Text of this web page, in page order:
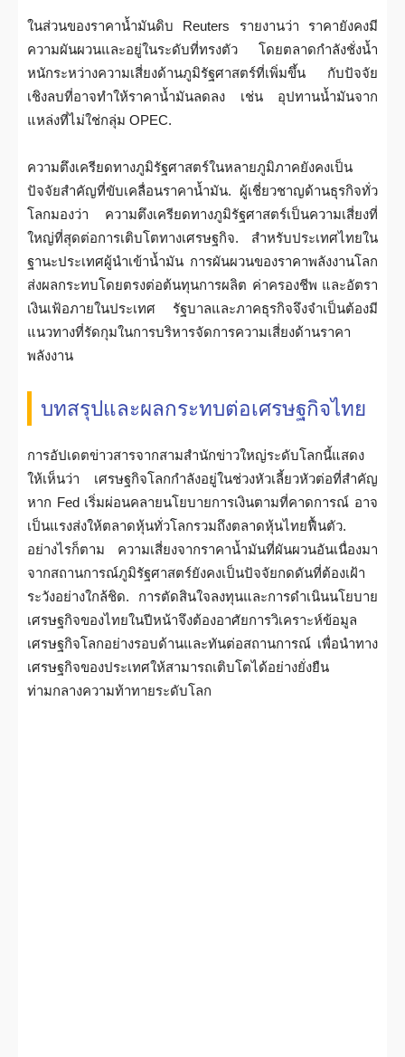
ในส่วนของราคาน้ำมันดิบ Reuters รายงานว่า ราคายังคงมี
ความผันผวนและอยู่ในระดับที่ทรงตัว โดยตลาดกำลังชั่งน้ำ
หนักระหว่างความเสี่ยงด้านภูมิรัฐศาสตร์ที่เพิ่มขึ้น กับปัจจัย
เชิงลบที่อาจทำให้ราคาน้ำมันลดลง เช่น อุปทานน้ำมันจาก
แหล่งที่ไม่ใช่กลุ่ม OPEC.
ความตึงเครียดทางภูมิรัฐศาสตร์ในหลายภูมิภาคยังคงเป็น
ปัจจัยสำคัญที่ขับเคลื่อนราคาน้ำมัน. ผู้เชี่ยวชาญด้านธุรกิจทั่ว
โลกมองว่า ความตึงเครียดทางภูมิรัฐศาสตร์เป็นความเสี่ยงที่
ใหญ่ที่สุดต่อการเติบโตทางเศรษฐกิจ. สำหรับประเทศไทยใน
ฐานะประเทศผู้นำเข้าน้ำมัน การผันผวนของราคาพลังงานโลก
ส่งผลกระทบโดยตรงต่อต้นทุนการผลิต ค่าครองชีพ และอัตรา
เงินเฟ้อภายในประเทศ รัฐบาลและภาคธุรกิจจึงจำเป็นต้องมี
แนวทางที่รัดกุมในการบริหารจัดการความเสี่ยงด้านราคา
พลังงาน
บทสรุปและผลกระทบต่อเศรษฐกิจไทย
การอัปเดตข่าวสารจากสามสำนักข่าวใหญ่ระดับโลกนี้แสดง
ให้เห็นว่า เศรษฐกิจโลกกำลังอยู่ในช่วงหัวเลี้ยวหัวต่อที่สำคัญ
หาก Fed เริ่มผ่อนคลายนโยบายการเงินตามที่คาดการณ์ อาจ
เป็นแรงส่งให้ตลาดหุ้นทั่วโลกรวมถึงตลาดหุ้นไทยฟื้นตัว.
อย่างไรก็ตาม ความเสี่ยงจากราคาน้ำมันที่ผันผวนอันเนื่องมา
จากสถานการณ์ภูมิรัฐศาสตร์ยังคงเป็นปัจจัยกดดันที่ต้องเฝ้า
ระวังอย่างใกล้ชิด. การตัดสินใจลงทุนและการดำเนินนโยบาย
เศรษฐกิจของไทยในปีหน้าจึงต้องอาศัยการวิเคราะห์ข้อมูล
เศรษฐกิจโลกอย่างรอบด้านและทันต่อสถานการณ์ เพื่อนำทาง
เศรษฐกิจของประเทศให้สามารถเติบโตได้อย่างยั่งยืน
ท่ามกลางความท้าทายระดับโลก